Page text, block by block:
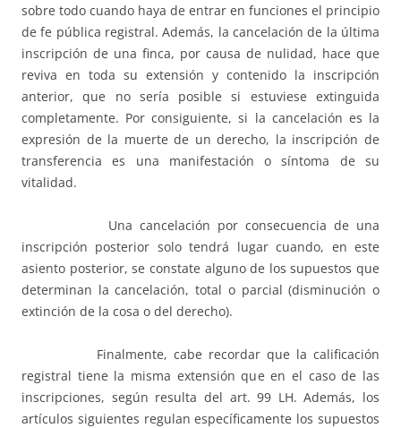
sobre todo cuando haya de entrar en funciones el principio
de fe pública registral. Además, la cancelación de la última
inscripción de una finca, por causa de nulidad, hace que
reviva en toda su extensión y contenido la inscripción
anterior, que no sería posible si estuviese extinguida
completamente. Por consiguiente, si la cancelación es la
expresión de la muerte de un derecho, la inscripción de
transferencia es una manifestación o síntoma de su
vitalidad.
Una cancelación por consecuencia de una
inscripción posterior solo tendrá lugar cuando, en este
asiento posterior, se constate alguno de los supuestos que
determinan la cancelación, total o parcial (disminución o
extinción de la cosa o del derecho).
Finalmente, cabe recordar que la calificación
registral tiene la misma extensión que en el caso de las
inscripciones, según resulta del art. 99 LH. Además, los
artículos siguientes regulan específicamente los supuestos